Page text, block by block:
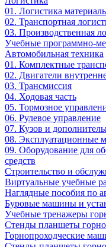
01. Логистика
02. Транспортная
03. Производственная
Учебные программно-
Автомобильная техника
01. Комплектные
02. Двигатели
03. Трансмиссия
04. Ходовая часть
05. Тормозное
06. Рулевое управление
07. Кузов и
08. Эксплуатационные
09. Оборудование для
средств
Строительство и
Виртуальные учебные
Наглядные пособия по
Буровые машины и
Учебные тренажеры
Стенды планшеты
Горнопроходческие